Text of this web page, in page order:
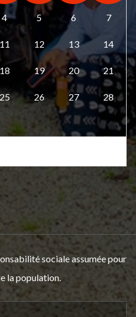
4 5 6 7
11 12 13 14
18 19 20 21
25 26 27 28
sociale assumée pour
la population.